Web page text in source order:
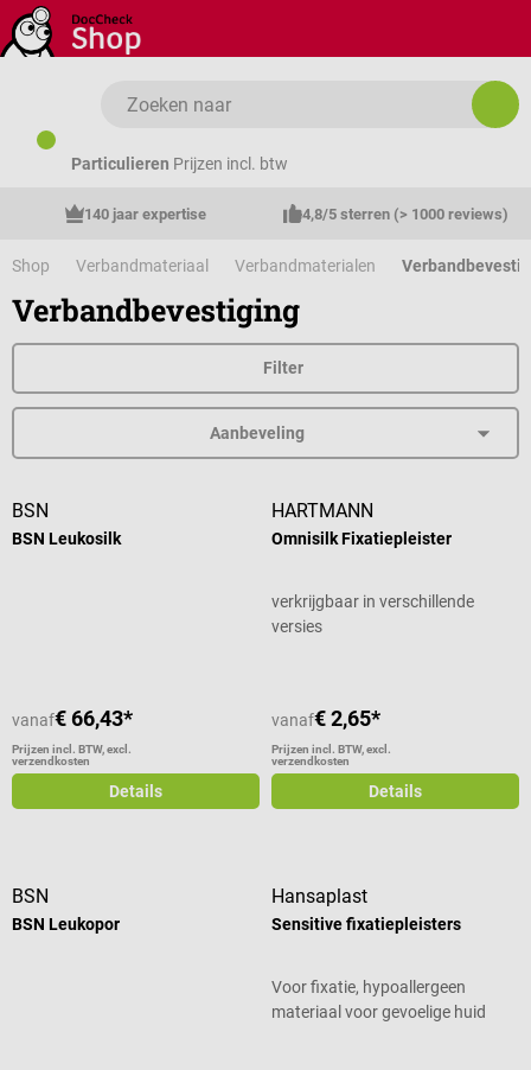
Ga naar de hoofdinhoud
Particulieren Prijzen incl. btw
140 jaar expertise 4,8/5 sterren (> 1000 reviews)
Shop Verbandmateriaal Verbandmaterialen
Verbandbevestiging
Filter
BSN
BSN Leukosilk
vanaf€ 66,43*
Prijzen incl. BTW, excl.
verzendkosten
Details
HARTMANN
Omnisilk Fixatiepleister
verkrijgbaar in verschillende
versies
vanaf€ 2,65*
Prijzen incl. BTW, excl.
verzendkosten
Details
BSN
BSN Leukopor
Hansaplast
Sensitive fixatiepleisters
Voor fixatie, hypoallergeen
materiaal voor gevoelige huid